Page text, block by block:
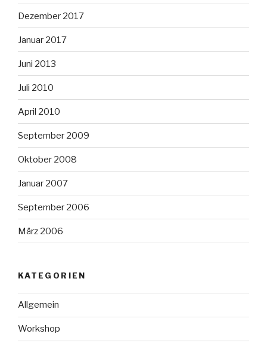
Dezember 2017
Januar 2017
Juni 2013
Juli 2010
April 2010
September 2009
Oktober 2008
Januar 2007
September 2006
März 2006
KATEGORIEN
Allgemein
Workshop